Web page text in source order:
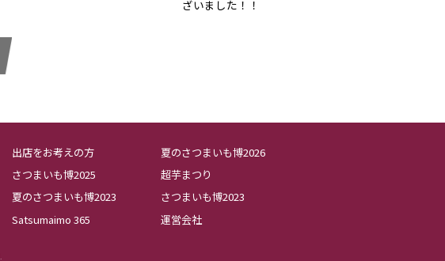
ざいました！！
出店をお考えの方
夏のさつまいも博2026
さつまいも博2025
超芋まつり
夏のさつまいも博2023
さつまいも博2023
Satsumaimo 365 運営会社